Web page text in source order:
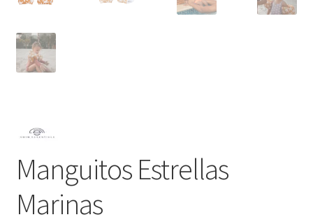
Manguitos Estrellas
Marinas